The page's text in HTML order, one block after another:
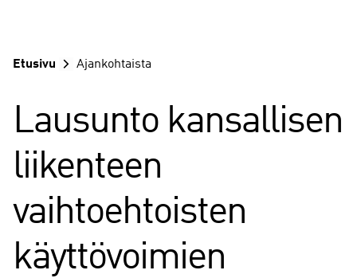
Etusivu Ajankohtaista
Lausunto kansallisen
liikenteen
vaihtoehtoisten
käyttövoimien